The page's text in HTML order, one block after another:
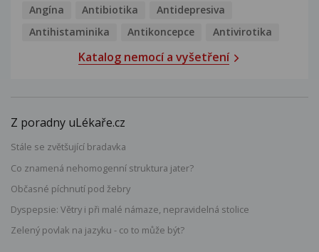
Angína
Antibiotika
Antidepresiva
Antihistaminika
Antikoncepce Antivirotika
Katalog nemocí a vyšetření
Z poradny uLékaře.cz
Stále se zvětšující bradavka
Co znamená nehomogenní struktura jater?
Občasné píchnutí pod žebry
Dyspepsie: Větry i při malé námaze, nepravidelná stolice
Zelený povlak na jazyku - co to může být?